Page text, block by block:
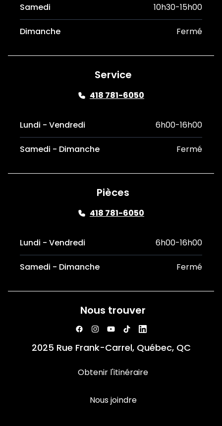
Samedi 10h30-15h00
Dimanche Fermé
Service
418 781-6050
Lundi - Vendredi 6h00-16h00
Samedi - Dimanche Fermé
Pièces
418 781-6050
Lundi - Vendredi 6h00-16h00
Samedi - Dimanche Fermé
Nous trouver
2025 Rue Frank-Carrel, Québec, QC
Obtenir l'itinéraire
Nous joindre